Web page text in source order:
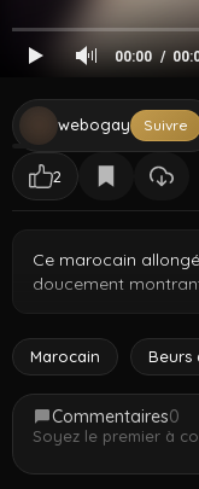
00:00
webogay Suivre
2
Ce marocain
doucement
angles de ces
de position sur le lit
efficace qui va droit
gâteau nord-
garçon arabe qui
honte.
Marocain Beurs
Commentaires0
Soyez le premier à